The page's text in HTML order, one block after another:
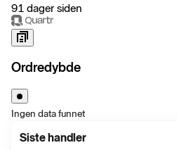
91 dager siden
Ordredybde
Ingen data funnet
Siste handler